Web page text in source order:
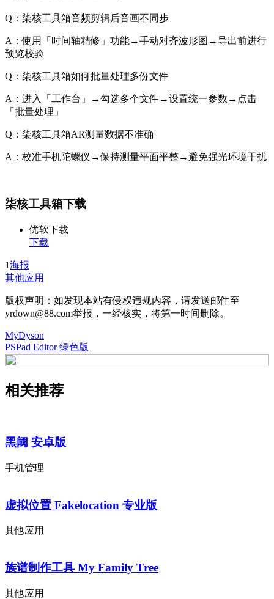
Q：柒核工具箱音频剪辑后音画不同步
A：使用「时间轴精修」功能→手动对齐波形图→导出前进行
预览校验
Q：柒核工具箱如何批量处理多份文件
A：进入「工作台」→勾选多个文件→设置统一参数→点击
「批量处理」
Q：柒核工具箱AR测量数据不准确
A：校准手机陀螺仪→保持测量平面平整→避免强光环境干扰
柒核工具箱下载
优软下载
下载
1海报
其他应用
版权声明：如发现本站有侵权违规内容，请发送邮件至
yrdown@88.com举报，一经核实，将第一时间删除。
MyDyson
PSPad Editor 绿色版
相关推荐
黑阈 安卓版
手机管理
虚拟位置 Fakelocation 专业版
其他应用
族谱制作工具 My Family Tree
其他应用